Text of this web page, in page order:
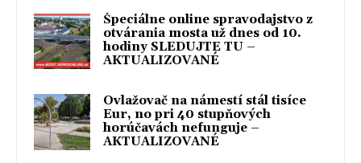
Špeciálne online spravodajstvo z
otvárania mosta už dnes od 10.
hodiny SLEDUJTE TU –
AKTUALIZOVANÉ
Ovlažovač na námestí stál tisíce
Eur, no pri 40 stupňových
horúčavách nefunguje –
AKTUALIZOVANÉ